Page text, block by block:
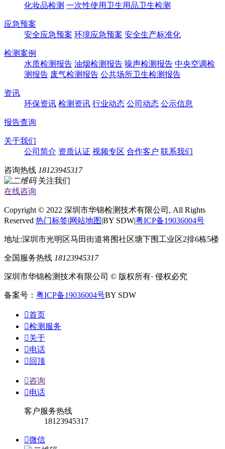
化妆品检测 一次性使用卫生用品卫生检测
应急预案
安全应急预案 环境应急预案 安全生产标准化
检测案例
水质检测报告 油烟检测报告 噪声检测报告 中央空调检
测报告 废气检测报告 公共场所卫生检测报告
资讯
环保资讯 检测资讯 行业动态 公司动态 公示信息
报告查询
关于我们
公司简介 资质认证 视频专区 合作客户 联系我们
咨询热线 18123945317
关注我们
在线咨询
Copyright © 2022 深圳市华锦检测技术有限公司, All Rights
Reserved 热门标签|网站地图|BY SDW|粤ICP备19036004号
地址:深圳市光明区马田街道将围社区塘下围工业区2排6栋5楼
全国服务热线 18123945317
深圳市华锦检测技术有限公司 © 版权所有· 侵权必究
备案号： 粤ICP备19036004号BY SDW
首页
检测服务
关于
电话
 回顶
咨询
电话
客户服务热线
18123945317
微信